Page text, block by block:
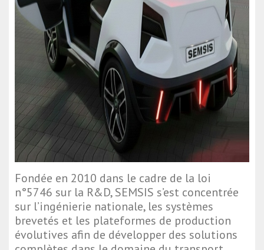
Fondée en 2010 dans le cadre de la loi
n°5746 sur la R&D, SEMSIS s’est concentrée
sur l’ingénierie nationale, les systèmes
brevetés et les plateformes de production
évolutives afin de développer des solutions